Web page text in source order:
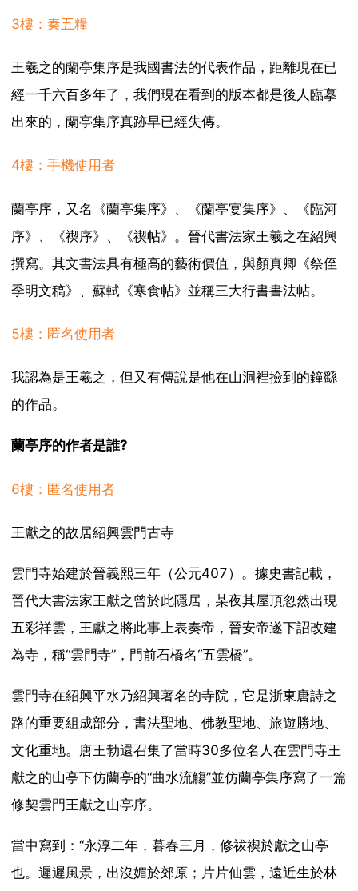
3樓：秦五糧
王羲之的蘭亭集序是我國書法的代表作品，距離現在已
經一千六百多年了，我們現在看到的版本都是後人臨摹
出來的，蘭亭集序真跡早已經失傳。
4樓：手機使用者
蘭亭序，又名《蘭亭集序》、《蘭亭宴集序》、《臨河
序》、《禊序》、《禊帖》。晉代書法家王羲之在紹興
撰寫。其文書法具有極高的藝術價值，與顏真卿《祭侄
季明文稿》、蘇軾《寒食帖》並稱三大行書書法帖。
5樓：匿名使用者
我認為是王羲之，但又有傳說是他在山洞裡撿到的鐘繇
的作品。
蘭亭序的作者是誰?
6樓：匿名使用者
王獻之的故居紹興雲門古寺
雲門寺始建於晉義熙三年（公元407）。據史書記載，
晉代大書法家王獻之曾於此隱居，某夜其屋頂忽然出現
五彩祥雲，王獻之將此事上表奏帝，晉安帝遂下詔改建
為寺，稱“雲門寺”，門前石橋名“五雲橋”。
雲門寺在紹興平水乃紹興著名的寺院，它是浙東唐詩之
路的重要組成部分，書法聖地、佛教聖地、旅遊勝地、
文化重地。唐王勃還召集了當時30多位名人在雲門寺王
獻之的山亭下仿蘭亭的“曲水流觴”並仿蘭亭集序寫了一篇
修契雲門王獻之山亭序。
當中寫到：“永淳二年，暮春三月，修祓禊於獻之山亭
也。遲遲風景，出沒媚於郊原；片片仙雲，遠近生於林